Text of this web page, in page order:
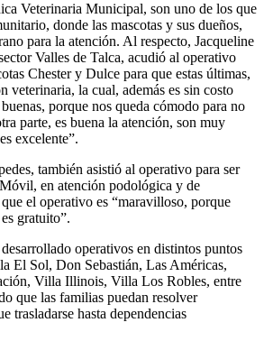
Veterinaria Municipal, son uno de los que
donde las mascotas y sus dueños,
para la atención. Al respecto, Jacqueline
Valles de Talca, acudió al operativo
Chester y Dulce para que estas últimas,
veterinaria, la cual, además es sin costo
porque nos queda cómodo para no
parte, es buena la atención, son muy
excelente”.
también asistió al operativo para ser
en atención podológica y de
el operativo es “maravilloso, porque
gratuito”.
operativos en distintos puntos
El Sol, Don Sebastián, Las Américas,
Villa Illinois, Villa Los Robles, entre
que las familias puedan resolver
trasladarse hasta dependencias